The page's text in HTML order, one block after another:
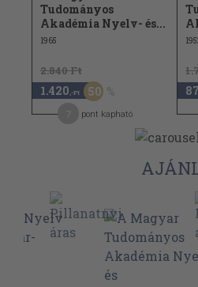
Tudományos
Akadémia Nyelv- és...
1965
2.840 Ft
1.420 ,-Ft 50
pont kapható